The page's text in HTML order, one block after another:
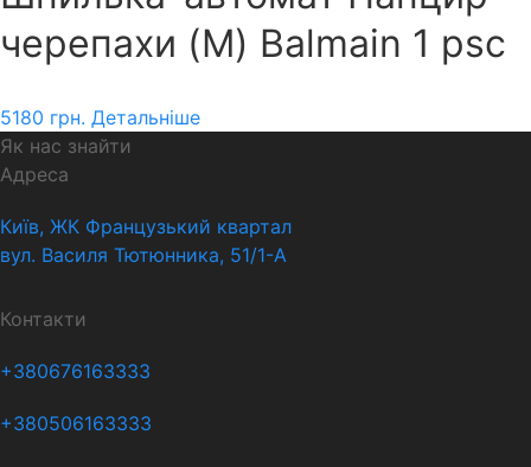
черепахи (M) Balmain 1 psc
5180 грн. Детальніше
Як нас знайти
Адреса
Київ, ЖК Французький квартал
вул. Василя Тютюнника, 51/1-А
Контакти
+380676163333
+380506163333